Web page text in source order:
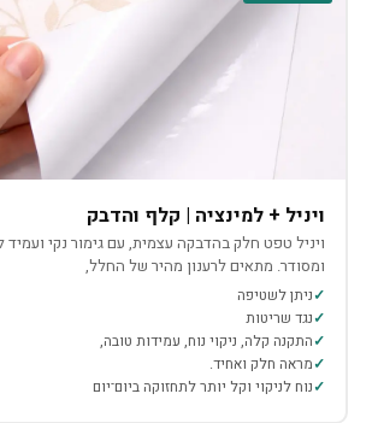
ויניל + למינציה | קלף והדבק
ויניל טפט חלק בהדבקה עצמית, עם גימור נקי ועמיד
ומסודר. מתאים לרענון מהיר של החלל,
ניתן לשטיפה
נגד שריטות
התקנה קלה, ניקוי נוח, עמידות טובה,
מראה חלק ואחיד.
נוח לניקוי וקל יותר לתחזוקה ביום־יום